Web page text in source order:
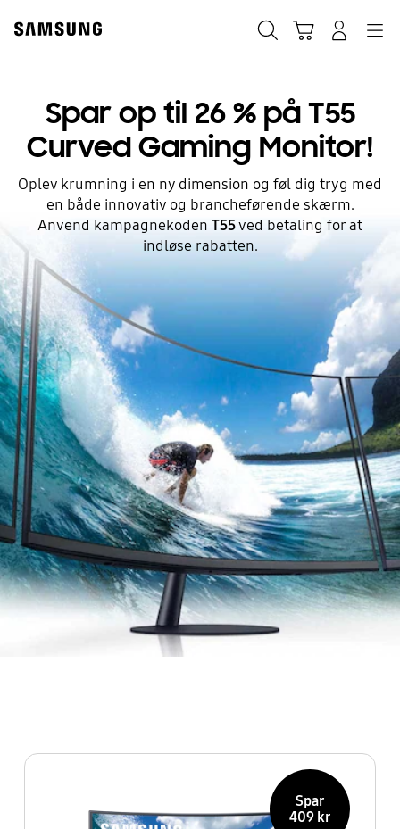
content
Spar op til 26 % på T55
Curved Gaming Monitor!
Oplev krumning i en ny dimension og føl dig tryg med
en både innovativ og brancheførende skærm.
Anvend kampagnekoden T55ved betaling for at
indløse rabatten.
Spar
409 kr